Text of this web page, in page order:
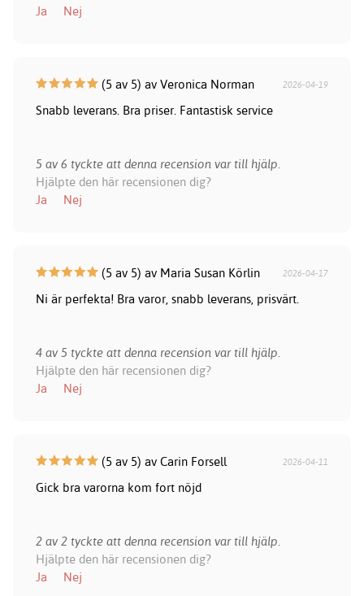
Ja
Nej
(5 av 5) av Veronica Norman 2026-04-19
Snabb leverans. Bra priser. Fantastisk service
5 av 6 tyckte att denna recension var till hjälp.
Hjälpte den här recensionen dig?
Ja
Nej
(5 av 5) av Maria Susan Körlin 2026-04-17
Ni är perfekta! Bra varor, snabb leverans, prisvärt.
4 av 5 tyckte att denna recension var till hjälp.
Hjälpte den här recensionen dig?
Ja
Nej
(5 av 5) av Carin Forsell 2026-04-11
Gick bra varorna kom fort nöjd
2 av 2 tyckte att denna recension var till hjälp.
Hjälpte den här recensionen dig?
Ja
Nej